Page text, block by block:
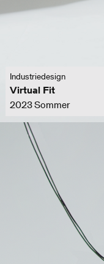
Industriedesign
Virtual Fit
2023 Sommer